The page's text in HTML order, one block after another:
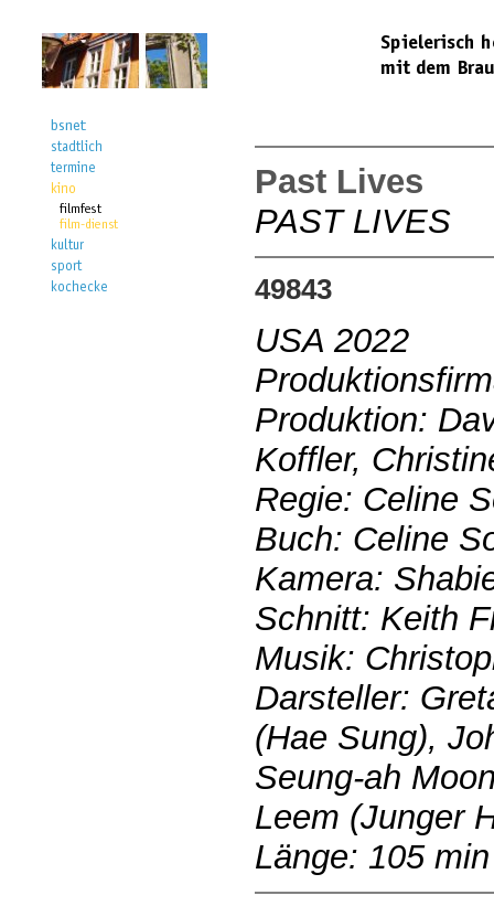
Past Lives
PAST LIVES
49843
USA 2022
Produktion:
Koffler,
Regie: Celine
Buch: Celine
Kamera:
Schnitt: Keith
Musik:
Darsteller:
(Hae Sung),
Seung-ah
Leem (Junger
Länge: 105 min